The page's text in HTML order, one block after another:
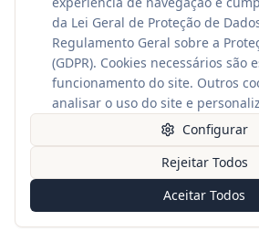
da Lei Geral de Proteção de
Regulamento Geral sobre a
(GDPR). Cookies necessários são
funcionamento do site. Outros
analisar o uso do site e
Configurar
Rejeitar Todos
Aceitar Todos